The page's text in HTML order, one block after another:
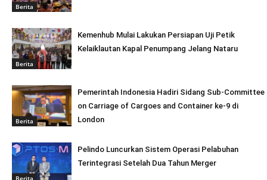
Berita
Berita
Kemenhub Mulai Lakukan Persiapan Uji Petik
Kelaiklautan Kapal Penumpang Jelang Nataru
Berita
Pemerintah Indonesia Hadiri Sidang Sub-Committee
on Carriage of Cargoes and Container ke-9 di
London
Berita
Pelindo Luncurkan Sistem Operasi Pelabuhan
Terintegrasi Setelah Dua Tahun Merger